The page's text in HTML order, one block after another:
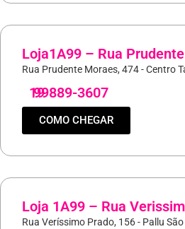
Loja1A99 – Rua
Rua Prudente Moraes, 474 - Centro
19
99889-3607
COMO CHEGAR
Loja 1A99 – Rua
Rua Veríssimo Prado, 156 - Pallu